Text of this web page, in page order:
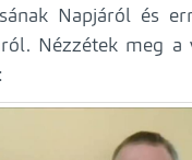
Napjáról és
Nézzétek meg a